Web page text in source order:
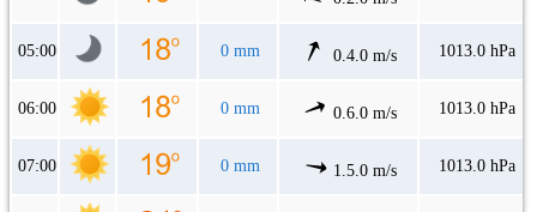
05:00 0 mm 0.4.0 m/s 1013.0 hPa
06:00 0 mm 0.6.0 m/s 1013.0 hPa
07:00 0 mm 1.5.0 m/s 1013.0 hPa